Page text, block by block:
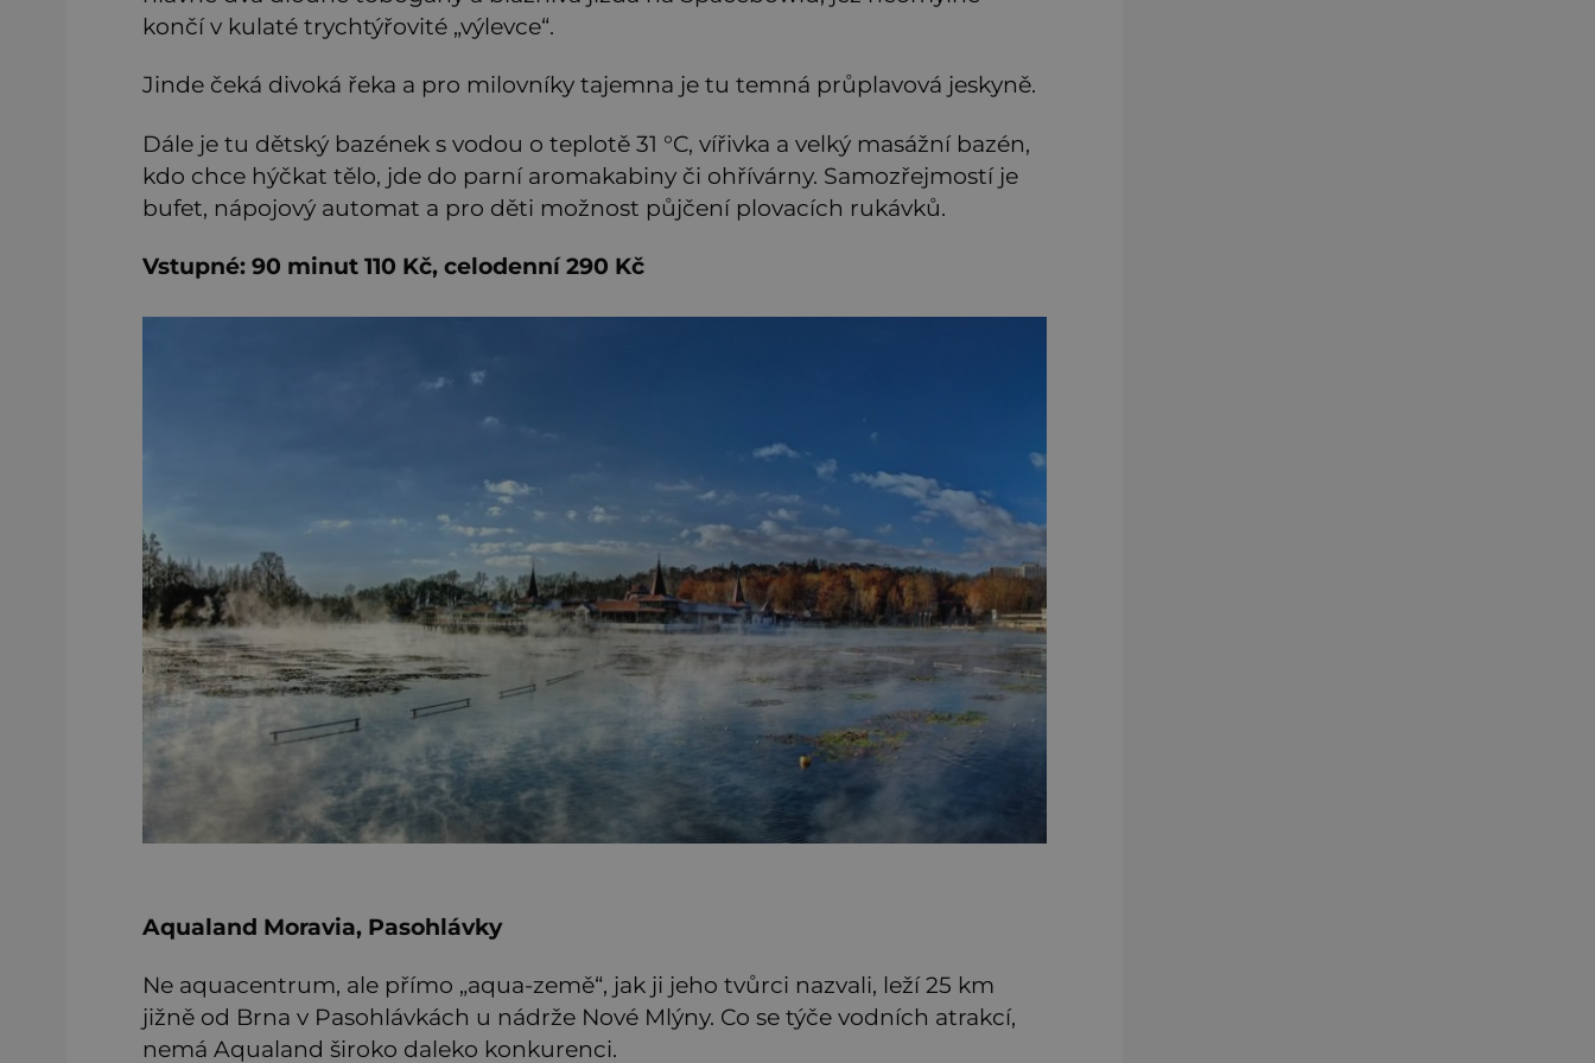
končí v kulaté trychtýřovité „výlevce“.
Jinde čeká divoká řeka a pro milovníky tajemna je tu temná průplavová jeskyně.
Dále je tu dětský bazének s vodou o teplotě 31 °C, vířivka a velký masážní bazén,
kdo chce hýčkat tělo, jde do parní aromakabiny či ohřívárny. Samozřejmostí je
bufet, nápojový automat a pro děti možnost půjčení plovacích rukávků.
Vstupné: 90 minut 110 Kč, celodenní 290 Kč
Aqualand Moravia, Pasohlávky
Ne aquacentrum, ale přímo „aqua-země“, jak ji jeho tvůrci nazvali, leží 25 km
jižně od Brna v Pasohlávkách u nádrže Nové Mlýny. Co se týče vodních atrakcí,
nemá Aqualand široko daleko konkurenci.